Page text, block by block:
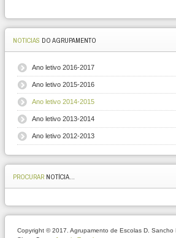
NOTICIAS DO AGRUPAMENTO
Ano letivo 2016-2017
Ano letivo 2015-2016
Ano letivo 2014-2015
Ano letivo 2013-2014
Ano letivo 2012-2013
PROCURAR NOTÍCIA...
Copyright © 2017. Agrupamento de Escolas D. Sancho